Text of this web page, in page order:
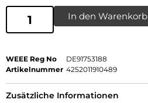
In den Warenkorb
WEEE Reg No
DE91753188
Artikelnummer 4252011910489
Zusätzliche Informationen